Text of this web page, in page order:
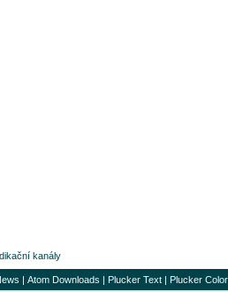
kanály
| Atom Downloads | Plucker Text | Plucker Color